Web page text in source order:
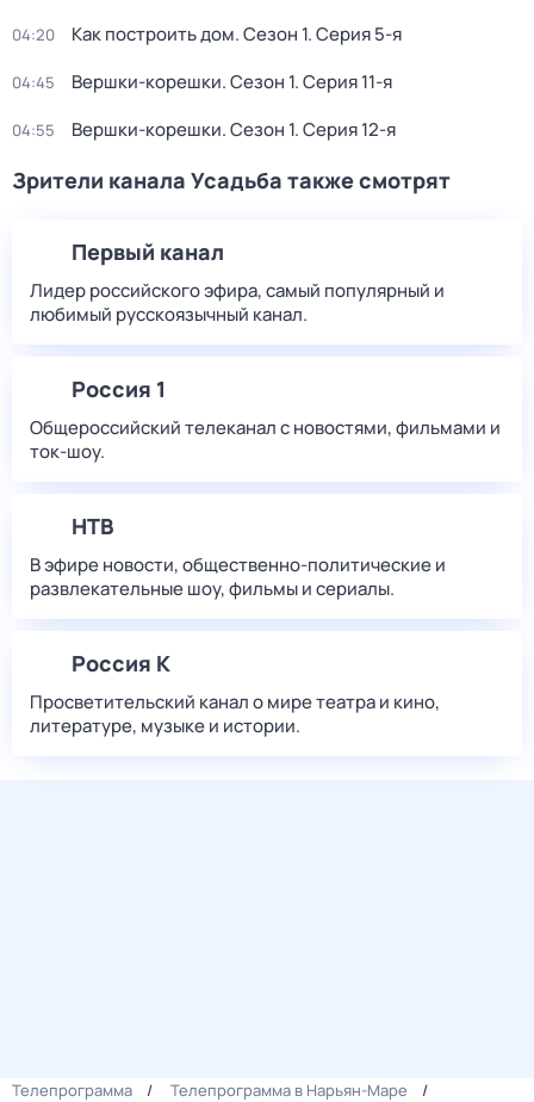
04:20 Как построить дом. Сезон 1. Серия 5-я
04:45 Вершки-корешки. Сезон 1. Серия 11-я
04:55 Вершки-корешки. Сезон 1. Серия 12-я
Зрители канала Усадьба также смотрят
Первый канал
Лидер российского эфира, самый популярный и
любимый русскоязычный канал.
Россия 1
Общероссийский телеканал с новостями, фильмами и
ток-шоу.
НТВ
В эфире новости, общественно-политические и
развлекательные шоу, фильмы и сериалы.
Россия К
Просветительский канал о мире театра и кино,
литературе, музыке и истории.
Телепрограмма
Телепрограмма в Нарьян-Маре